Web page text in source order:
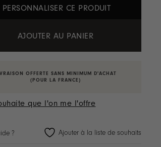
PERSONNALISER CE PRODUIT
AJOUTER AU PANIER
OFFERTE SANS MINIMUM D'ACHAT
(POUR LA FRANCE)
que l'on me l'offre
? Ajouter à la liste de souhaits